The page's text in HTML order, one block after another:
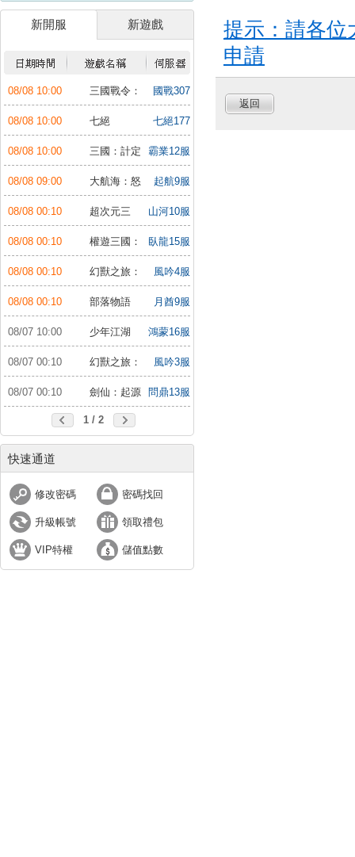
新開服 新遊戲
08/08 10:00
三國戰令：
戰略版
國戰307
服
08/08 10:00
七絕
七絕177
服
08/08 10:00
三國：計定
山河
霸業12服
08/08 09:00
大航海：怒
海遠征
起航9服
08/08 00:10
超次元三
國：儲值送10倍
山河10服
08/08 00:10
權遊三國：
世界版
臥龍15服
08/08 00:10
幻獸之旅：
新紀元
風吟4服
08/08 00:10 部落物語 月酋9服
08/07 10:00
少年江湖
行：福利版
鴻蒙16服
08/07 00:10
幻獸之旅：
新紀元
風吟3服
08/07 00:10 劍仙：起源 問鼎13服
1 / 2
快速通道
修改密碼 密碼找回
升級帳號 領取禮包
VIP特權 儲值點數
提示：請各位
申請
返回